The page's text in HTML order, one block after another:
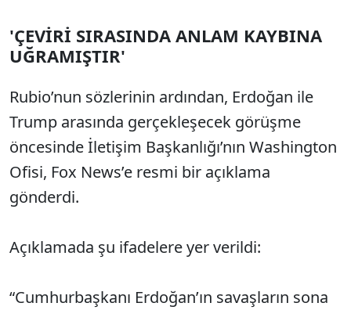
'ÇEVİRİ SIRASINDA ANLAM KAYBINA
UĞRAMIŞTIR'
Rubio’nun sözlerinin ardından, Erdoğan ile
Trump arasında gerçekleşecek görüşme
öncesinde İletişim Başkanlığı’nın Washington
Ofisi, Fox News’e resmi bir açıklama
gönderdi.
Açıklamada şu ifadelere yer verildi:
“Cumhurbaşkanı Erdoğan’ın savaşların sona